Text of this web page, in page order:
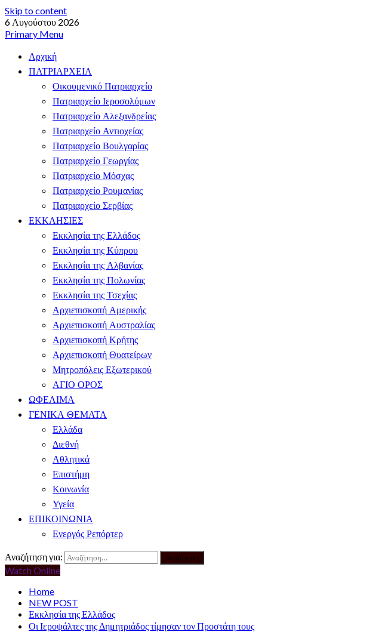
Skip to content
6 Αυγούστου 2026
Primary Menu
Αρχική
ΠΑΤΡΙΑΡΧΕΙΑ
Οικουμενικό Πατριαρχείο
Πατριαρχείο Ιεροσολύμων
Πατριαρχείο Αλεξανδρείας
Πατριαρχείο Αντιοχείας
Πατριαρχείο Βουλγαρίας
Πατριαρχείο Γεωργίας
Πατριαρχείο Μόσχας
Πατριαρχείο Ρουμανίας
Πατριαρχείο Σερβίας
ΕΚΚΛΗΣΙΕΣ
Εκκλησία της Ελλάδος
Εκκλησία της Κύπρου
Εκκλησία της Αλβανίας
Εκκλησία της Πολωνίας
Εκκλησία της Τσεχίας
Αρχιεπισκοπή Αμερικής
Αρχιεπισκοπή Αυστραλίας
Αρχιεπισκοπή Κρήτης
Αρχιεπισκοπή Θυατείρων
Μητροπόλεις Εξωτερικού
ΑΓΙΟ ΟΡΟΣ
ΩΦΕΛΙΜΑ
ΓΕΝΙΚΑ ΘΕΜΑΤΑ
Ελλάδα
Διεθνή
Αθλητικά
Επιστήμη
Κοινωνία
Υγεία
ΕΠΙΚΟΙΝΩΝΙΑ
Ενεργός Ρεπόρτερ
Αναζήτηση για:
Watch Online
Home
NEW POST
Εκκλησία της Ελλάδος
Οι Ιεροψάλτες της Δημητριάδος τίμησαν τον Προστάτη τους